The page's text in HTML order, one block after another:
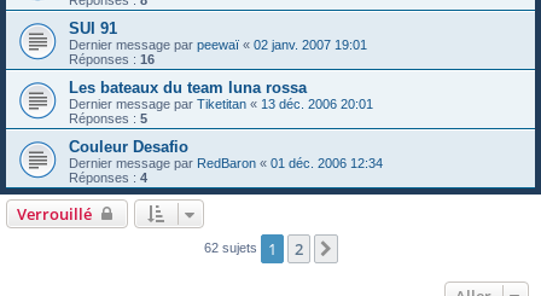
SUI 91
Dernier message par peewaï « 02 janv. 2007 19:01
Réponses : 16
Les bateaux du team luna rossa
Dernier message par Tiketitan « 13 déc. 2006 20:01
Réponses : 5
Couleur Desafio
Dernier message par RedBaron « 01 déc. 2006 12:34
Réponses : 4
Verrouillé
62 sujets 1 2